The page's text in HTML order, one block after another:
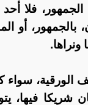
فلا
بالجمهور، أو
ونراها.
الورقية، سواء
شريكا فيها،